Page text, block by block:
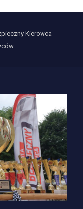
Kierowca